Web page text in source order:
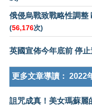
俄侵烏戰致戰略性調整
(56,176次)
英國宣佈今年底前 停
更多文章導讀： 2022
詛咒成真！美女瑪蘇麗